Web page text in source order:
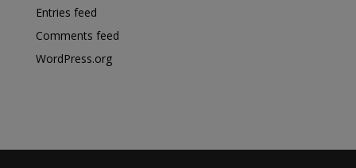
Entries feed
Comments feed
WordPress.org